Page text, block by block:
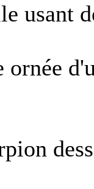
usant
ornée